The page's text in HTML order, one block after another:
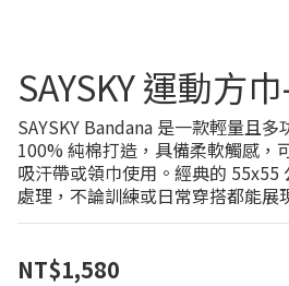
SAYSKY 運動方
SAYSKY Bandana 是一款輕量且
100% 純棉打造，具備柔軟觸感，
吸汗帶或領巾使用。經典的 55x55
處理，不論訓練或日常穿搭都能展
NT$1,580